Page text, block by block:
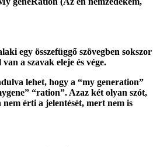
egy összefüggő szövegben sokszor
a szavak eleje és vége.
lehet, hogy a “my generation”
“ration”. Azaz két olyan szót,
nem érti a jelentését, mert nem is